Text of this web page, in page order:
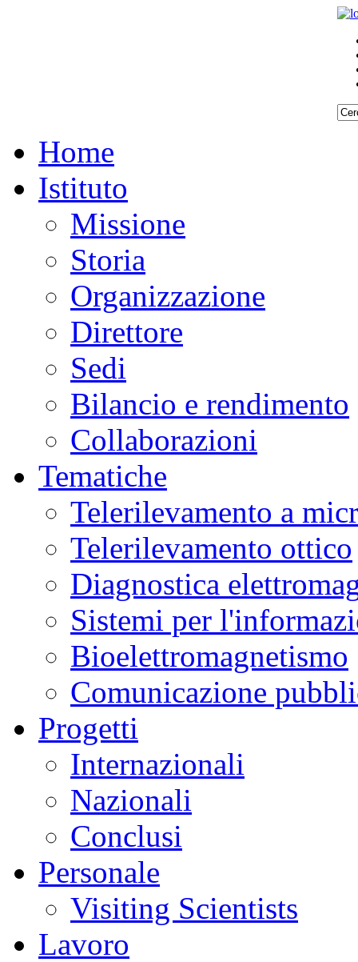
Home
Istituto
Missione
Storia
Organizzazione
Direttore
Sedi
Bilancio e rendimento
Collaborazioni
Tematiche
Telerilevamento a
Telerilevamento ottico
Diagnostica
Sistemi per
Bioelettromagnetismo
Comunicazione
Progetti
Internazionali
Nazionali
Conclusi
Personale
Visiting Scientists
Lavoro